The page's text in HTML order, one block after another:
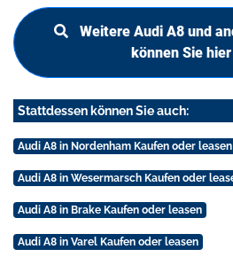
Weitere Audi A8 und
können Sie
Stattdessen können Sie auch:
Audi A8 in Nordenham Kaufen oder leasen
Audi A8 in Wesermarsch Kaufen oder
Audi A8 in Brake Kaufen oder leasen
Audi A8 in Varel Kaufen oder leasen